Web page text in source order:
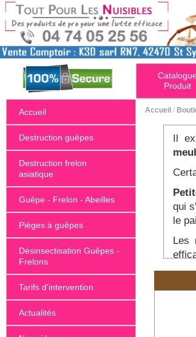
Produit
Accueil
Destruction guêpes
Destruction frelon
asiatique
Guêpe - Frelon - Abeilles
Pièges à guêpes
Désinsectisation Guêpes -
Frelons
Tarifs d'intervention
Actualités
Accueil /
Il
qui
le
Les
Il y
...